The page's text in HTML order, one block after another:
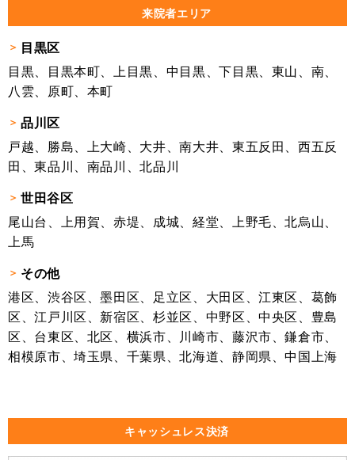
来院者エリア
目黒区
目黒、目黒本町、上目黒、中目黒、下目黒、東山、南、
八雲、原町、本町
品川区
戸越、勝島、上大崎、大井、南大井、東五反田、西五反
田、東品川、南品川、北品川
世田谷区
尾山台、上用賀、赤堤、成城、経堂、上野毛、北烏山、
上馬
その他
港区、渋谷区、墨田区、足立区、大田区、江東区、葛飾
区、江戸川区、新宿区、杉並区、中野区、中央区、豊島
区、台東区、北区、横浜市、川崎市、藤沢市、鎌倉市、
相模原市、埼玉県、千葉県、北海道、静岡県、中国上海
キャッシュレス決済